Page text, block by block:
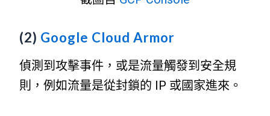
(2) Google Cloud Armor
偵測到攻擊事件，或是流量觸發到安全規
則，例如流量是從封鎖的 IP 或國家進來。